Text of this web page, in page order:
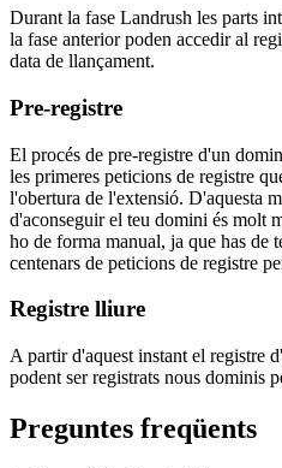
Durant la fase Landrush les parts
la fase anterior poden accedir al
data de llançament.
Pre-registre
El procés de pre-registre d'un
les primeres peticions de registre
l'obertura de l'extensió. D'aquesta
d'aconseguir el teu domini és molt
ho de forma manual, ja que has de
centenars de peticions de registre
Registre lliure
A partir d'aquest instant el registre
podent ser registrats nous dominis
Preguntes freqüents